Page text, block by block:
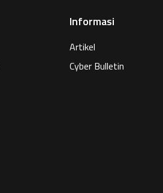
Informasi
Artikel
Cyber Bulletin